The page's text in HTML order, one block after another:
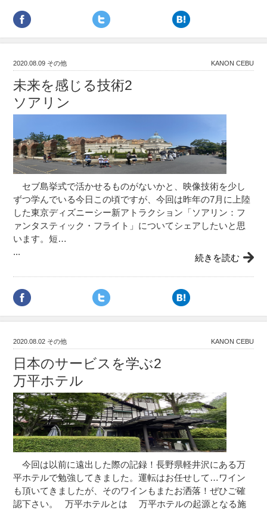
2020.08.09 その他 KANON CEBU
未来を感じる技術2
ソアリン
セブ島挙式で活かせるものがないかと、映像技術を少し
ずつ学んでいる今日この頃ですが、今回は昨年の7月に上陸
した東京ディズニーシー新アトラクション「ソアリン：フ
ァンタスティック・フライト」についてシェアしたいと思
います。短…
...
続きを読む
2020.08.02 その他 KANON CEBU
日本のサービスを学ぶ2
万平ホテル
今回は以前に遠出した際の記録！長野県軽井沢にある万
平ホテルで勉強してきました。運転はお任せして…ワイン
も頂いてきましたが、そのワインもまたお洒落！ぜひご確
認下さい。 万平ホテルとは 万平ホテルの起源となる施